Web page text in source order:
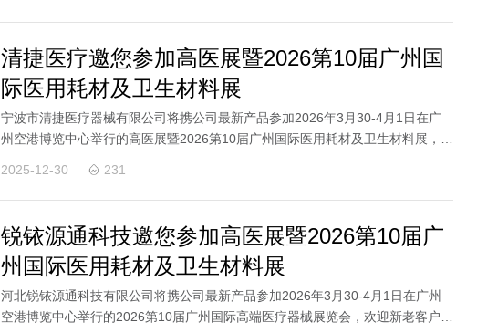
清捷医疗邀您参加高医展暨2026第10届广州国
际医用耗材及卫生材料展
宁波市清捷医疗器械有限公司将携公司最新产品参加2026年3月30-4月1日在广
州空港博览中心举行的高医展暨2026第10届广州国际医用耗材及卫生材料展，欢
2025-12-30 231
锐铱源通科技邀您参加高医展暨2026第10届广
州国际医用耗材及卫生材料展
河北锐铱源通科技有限公司将携公司最新产品参加2026年3月30-4月1日在广州
空港博览中心举行的2026第10届广州国际高端医疗器械展览会，欢迎新老客户莅